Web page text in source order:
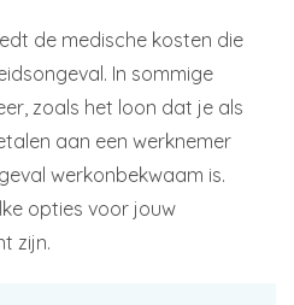
de medische kosten die
In sommige
zoals het loon dat je als
aan een werknemer
werkonbekwaam is.
opties voor jouw
zijn.